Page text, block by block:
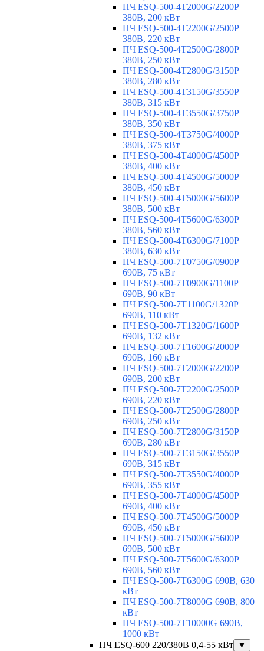
ПЧ ESQ-500-4T2000G/2200P
380В, 200 кВт
ПЧ ESQ-500-4T2200G/2500P
380В, 220 кВт
ПЧ ESQ-500-4T2500G/2800P
380В, 250 кВт
ПЧ ESQ-500-4T2800G/3150P
380В, 280 кВт
ПЧ ESQ-500-4T3150G/3550P
380В, 315 кВт
ПЧ ESQ-500-4T3550G/3750P
380В, 350 кВт
ПЧ ESQ-500-4T3750G/4000P
380В, 375 кВт
ПЧ ESQ-500-4T4000G/4500P
380В, 400 кВт
ПЧ ESQ-500-4T4500G/5000P
380В, 450 кВт
ПЧ ESQ-500-4T5000G/5600P
380В, 500 кВт
ПЧ ESQ-500-4T5600G/6300P
380В, 560 кВт
ПЧ ESQ-500-4T6300G/7100P
380В, 630 кВт
ПЧ ESQ-500-7T0750G/0900P
690В, 75 кВт
ПЧ ESQ-500-7T0900G/1100P
690В, 90 кВт
ПЧ ESQ-500-7T1100G/1320P
690В, 110 кВт
ПЧ ESQ-500-7T1320G/1600P
690В, 132 кВт
ПЧ ESQ-500-7T1600G/2000P
690В, 160 кВт
ПЧ ESQ-500-7T2000G/2200P
690В, 200 кВт
ПЧ ESQ-500-7T2200G/2500P
690В, 220 кВт
ПЧ ESQ-500-7T2500G/2800P
690В, 250 кВт
ПЧ ESQ-500-7T2800G/3150P
690В, 280 кВт
ПЧ ESQ-500-7T3150G/3550P
690В, 315 кВт
ПЧ ESQ-500-7T3550G/4000P
690В, 355 кВт
ПЧ ESQ-500-7T4000G/4500P
690В, 400 кВт
ПЧ ESQ-500-7T4500G/5000P
690В, 450 кВт
ПЧ ESQ-500-7T5000G/5600P
690В, 500 кВт
ПЧ ESQ-500-7T5600G/6300P
690В, 560 кВт
ПЧ ESQ-500-7T6300G 690В, 630
кВт
ПЧ ESQ-500-7T8000G 690В, 800
кВт
ПЧ ESQ-500-7T10000G 690В,
1000 кВт
ПЧ ESQ-600 220/380В 0,4-55 кВт
▼